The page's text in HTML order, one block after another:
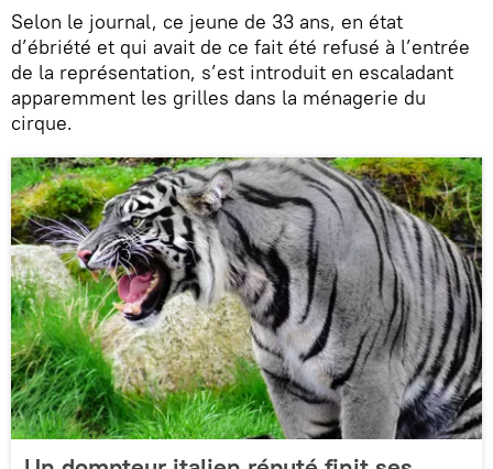
Selon le journal, ce jeune de 33 ans, en état
d’ébriété et qui avait de ce fait été refusé à l’entrée
de la représentation, s’est introduit en escaladant
apparemment les grilles dans la ménagerie du
cirque.